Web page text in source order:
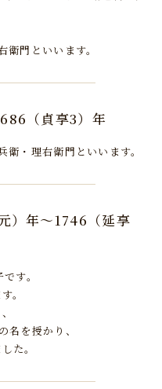
門といいます。
（貞享3）年
・理右衛門といいます。
）年～1746（延享
す。
。
を授かり、
た。